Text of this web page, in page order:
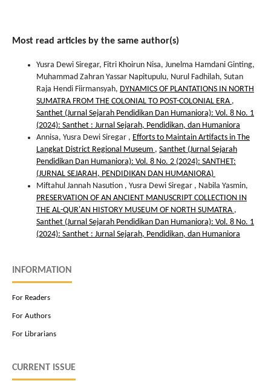
Most read articles by the same author(s)
Yusra Dewi Siregar, Fitri Khoirun Nisa, Junelma Hamdani Ginting,
Muhammad Zahran Yassar Napitupulu, Nurul Fadhilah, Sutan
Raja Hendi Fiirmansyah, DYNAMICS OF PLANTATIONS IN NORTH
SUMATRA FROM THE COLONIAL TO POST-COLONIAL ERA ,
Santhet (Jurnal Sejarah Pendidikan Dan Humaniora): Vol. 8 No. 1
(2024): Santhet : Jurnal Sejarah, Pendidikan, dan Humaniora
Annisa, Yusra Dewi Siregar , Efforts to Maintain Artifacts in The
Langkat District Regional Museum , Santhet (Jurnal Sejarah
Pendidikan Dan Humaniora): Vol. 8 No. 2 (2024): SANTHET:
(JURNAL SEJARAH, PENDIDIKAN DAN HUMANIORA)
Miftahul Jannah Nasution , Yusra Dewi Siregar , Nabila Yasmin,
PRESERVATION OF AN ANCIENT MANUSCRIPT COLLECTION IN
THE AL-QUR'AN HISTORY MUSEUM OF NORTH SUMATRA ,
Santhet (Jurnal Sejarah Pendidikan Dan Humaniora): Vol. 8 No. 1
(2024): Santhet : Jurnal Sejarah, Pendidikan, dan Humaniora
INFORMATION
For Readers
For Authors
For Librarians
CURRENT ISSUE